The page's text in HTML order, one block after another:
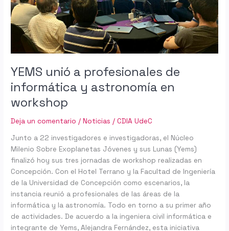
YEMS unió a profesionales de
informática y astronomía en
workshop
Deja un comentario /Noticias /CDIA UdeC
Junto a 22 investigadores e investigadoras, el Núcleo
Milenio Sobre Exoplanetas Jóvenes y sus Lunas (Yems)
finalizó hoy sus tres jornadas de workshop realizadas en
Concepción. Con el Hotel Terrano y la Facultad de Ingeniería
de la Universidad de Concepción como escenarios, la
instancia reunió a profesionales de las áreas de la
informática y la astronomía. Todo en torno a su primer año
de actividades. De acuerdo a la ingeniera civil informática e
integrante de Yems, Alejandra Fernández, esta iniciativa
y
astronomía
workshop